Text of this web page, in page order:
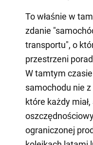
To właśnie w
zdanie
transportu", o
przestrzeni
W tamtym
samochodu nie
które każdy
ograniczonej